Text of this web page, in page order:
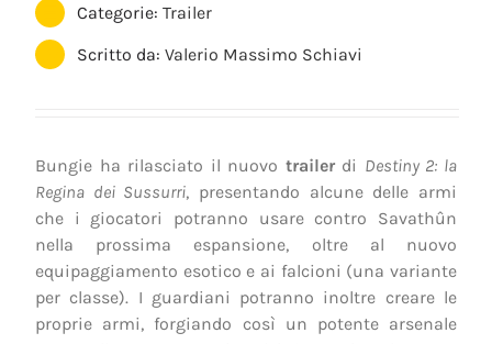
Categorie:Trailer
Scritto da:Valerio Massimo Schiavi
Bungie ha rilasciato il nuovo trailerdi Destiny 2: la
Regina dei Sussurri, presentando alcune delle armi
che i giocatori potranno usare contro Savathûn
nella prossima espansione, oltre al nuovo
equipaggiamento esotico e ai falcioni (una variante
per classe). I guardiani potranno inoltre creare le
proprie armi, forgiando così un potente arsenale